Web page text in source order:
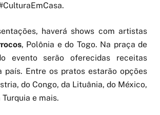
haverá shows com artistas
, Polônia e do Togo. Na praça de
evento serão oferecidas receitas
país. Entre os pratos estarão opções
do Congo, da Lituânia, do México,
e mais.